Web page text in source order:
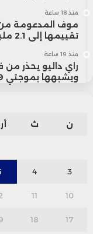
منذ 18 ساعة
تقييمها إلى 2.1 مليار دولار
منذ 19 ساعة
راي داليو يحذر
ويشبهها بموجتي 1929 و2000
ن ث
3
4
10
11
17
18